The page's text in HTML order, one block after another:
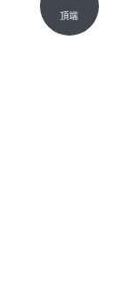
頂端